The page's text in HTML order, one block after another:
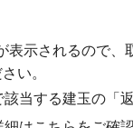
表示されるので
い。
当する建玉の「